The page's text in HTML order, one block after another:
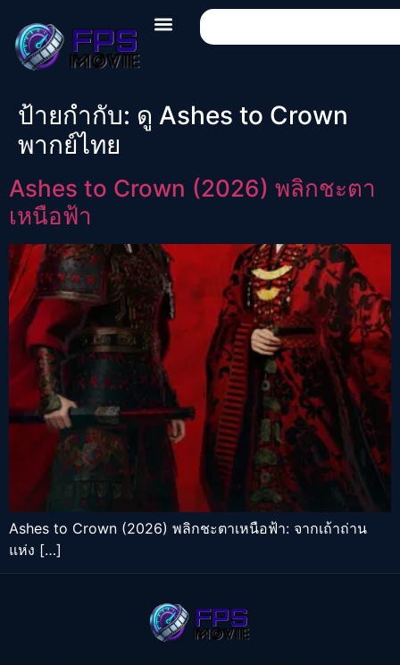
ป้ายกำกับ: ดู Ashes to Crown
พากย์ไทย
Ashes to Crown (2026) พลิกชะตา
เหนือฟ้า
Ashes to Crown (2026) พลิกชะตาเหนือฟ้า: จากเถ้าถ่าน
แห่ง […]